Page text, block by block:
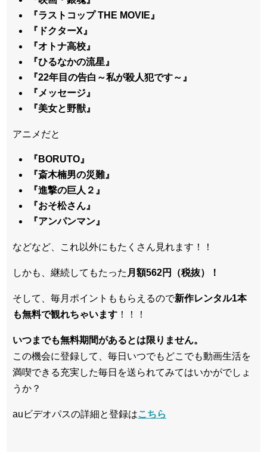
『ラストコップ THE MOVIE』
『ドクターX』
『オトナ高校』
『ひるなかの流星』
『22年目の告白～私が殺人犯です～』
『メッセージ』
『美女と野獣』
アニメだと
『BORUTO』
『斎木楠男の災難』
『進撃の巨人２』
『おそ松さん』
『アンパンマン』
などなど、これ以外にもたくさん見れます！！
しかも、継続してもたった 月額562円（税抜）！
そして、毎月ポイントももらえるので新作レンタル1本
も無料で観れちゃいます ！！！
いつまでも無料期間があるとは限りません。
この機会に登録して、毎日いつでもどこでも動画生活を
満喫できる充実した毎日を送られてみてはいかがでしょ
うか？
auビデオパスの詳細と登録はこちら